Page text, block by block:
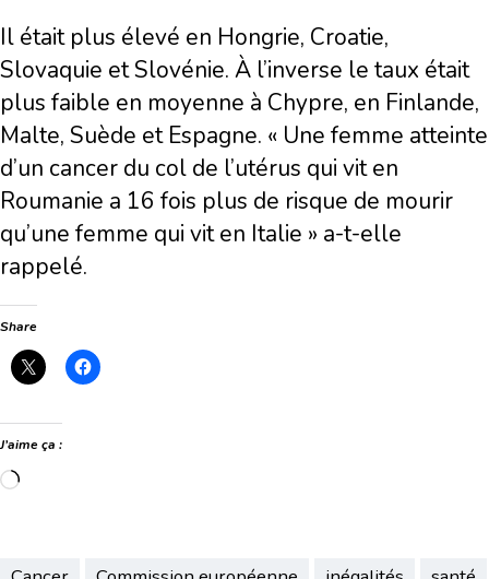
Il était plus élevé en Hongrie, Croatie,
Slovaquie et Slovénie. À l’inverse le taux était
plus faible en moyenne à Chypre, en Finlande,
Malte, Suède et Espagne. « Une femme atteinte
d’un cancer du col de l’utérus qui vit en
Roumanie a 16 fois plus de risque de mourir
qu’une femme qui vit en Italie » a-t-elle
rappelé.
Share
J’aime ça :
Chargement…